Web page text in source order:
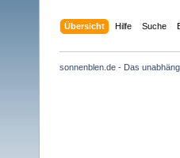
Übersicht Hilfe Suche
sonnenblen.de - Das